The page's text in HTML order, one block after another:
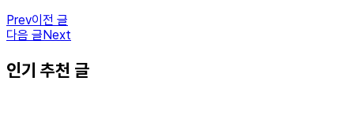
Prev이전 글
다음 글 Next
인기 추천 글